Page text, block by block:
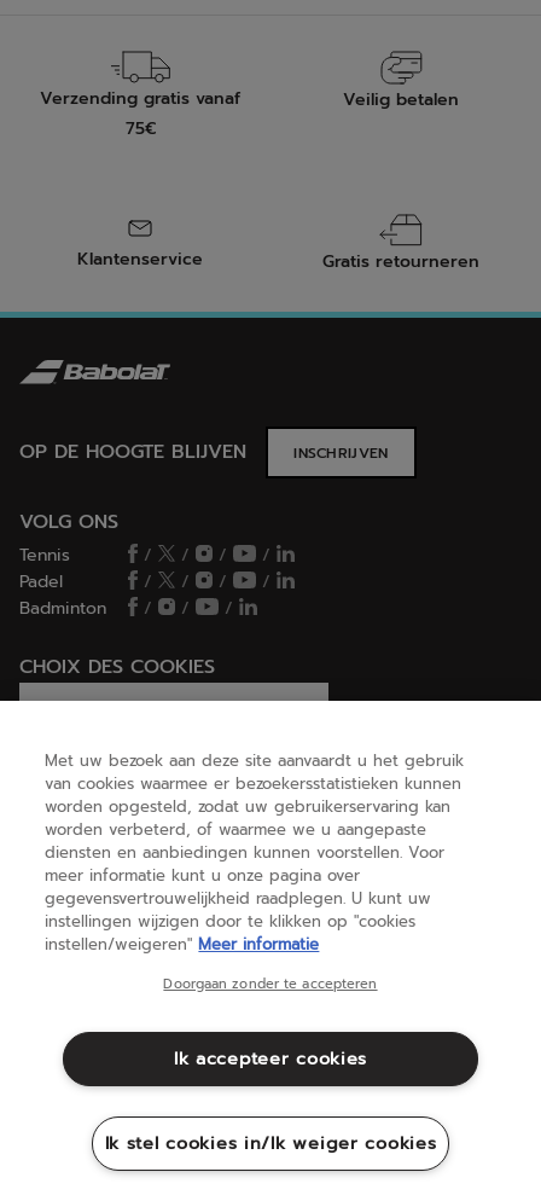
Verzending gratis vanaf
75€
Veilig betalen
Klantenservice Gratis retourneren
OP DE HOOGTE BLIJVEN INSCHRIJVEN
VOLG ONS
Tennis / / /
/
Padel
/ / /
/
Badminton
/ / /
CHOIX DES COOKIES
Ik stel cookies in/Ik weiger cookies
HELP
OVER ONS
(nederlands)
Juridische informatie
Cookies
Sitemap
©Babolat
Met uw bezoek aan deze site aanvaardt u het gebruik
van cookies waarmee er bezoekersstatistieken kunnen
worden opgesteld, zodat uw gebruikerservaring kan
worden verbeterd, of waarmee we u aangepaste
diensten en aanbiedingen kunnen voorstellen. Voor
meer informatie kunt u onze pagina over
gegevensvertrouwelijkheid raadplegen. U kunt uw
instellingen wijzigen door te klikken op "cookies
instellen/weigeren" Meer informatie
Doorgaan zonder te accepteren
Ik accepteer cookies
Ik stel cookies in/Ik weiger cookies